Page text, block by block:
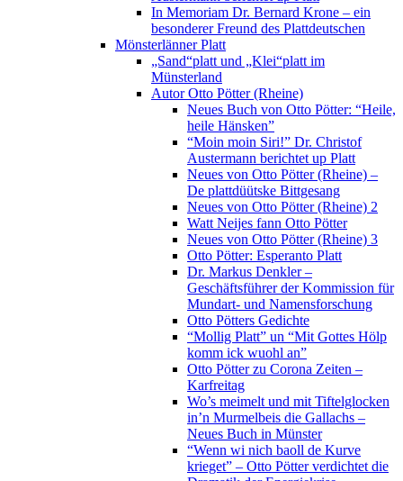
In Memoriam Dr. Bernard Krone – ein
besonderer Freund des Plattdeutschen
Mönsterlänner Platt
„Sand“platt und „Klei“platt im
Münsterland
Autor Otto Pötter (Rheine)
Neues Buch von Otto Pötter: “Heile,
heile Hänsken”
“Moin moin Siri!” Dr. Christof
Austermann berichtet up Platt
Neues von Otto Pötter (Rheine) –
De plattdüütske Bittgesang
Neues von Otto Pötter (Rheine) 2
Watt Neijes fann Otto Pötter
Neues von Otto Pötter (Rheine) 3
Otto Pötter: Esperanto Platt
Dr. Markus Denkler –
Geschäftsführer der Kommission für
Mundart- und Namensforschung
Otto Pötters Gedichte
“Mollig Platt” un “Mit Gottes Hölp
komm ick wuohl an”
Otto Pötter zu Corona Zeiten –
Karfreitag
Wo’s meimelt und mit Tiftelglocken
in’n Murmelbeis die Gallachs –
Neues Buch in Münster
“Wenn wi nich baoll de Kurve
krieget” – Otto Pötter verdichtet die